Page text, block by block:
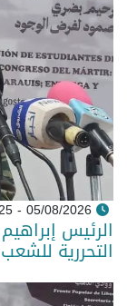
05/08/2026 - 23:25
الرئيس
التحررية